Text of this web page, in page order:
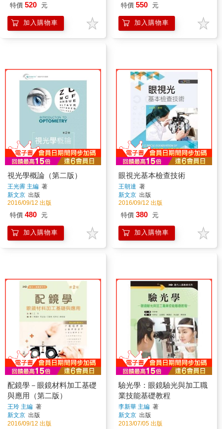
特價 520 元
加入購物車
特價 550 元
加入購物車
視光學概論（第二版）
王光霽 主編 著
新文京 出版
2016/09/12 出版
特價 480 元
加入購物車
眼視光基本檢查技術
王朝達 著
新文京 出版
2016/09/12 出版
特價 380 元
加入購物車
配鏡學－眼鏡材料加工基礎
與應用（第二版）
王玲 主編 著
新文京 出版
2016/09/12 出版
驗光學：眼鏡驗光與加工職
業技能基礎教程
李新華 主編 著
新文京 出版
2013/07/05 出版